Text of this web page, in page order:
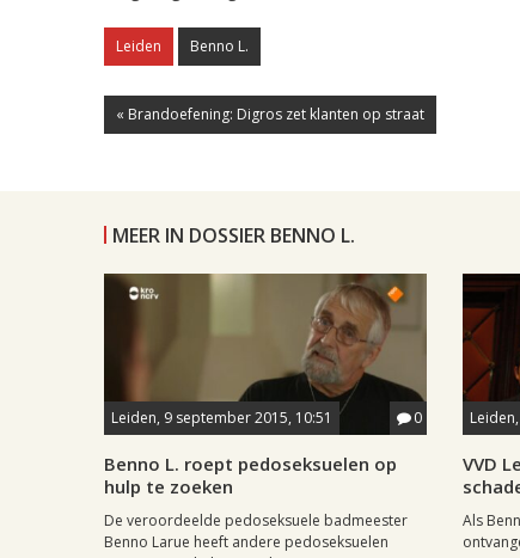
Leiden Benno L.
« Brandoefening: Digros zet klanten op straat
MEER IN DOSSIER BENNO L.
Leiden, 9 september 2015, 10:51 0
Benno L. roept pedoseksuelen op
hulp te zoeken
De veroordeelde pedoseksuele badmeester
Benno Larue heeft andere pedoseksuelen
VVD
Als